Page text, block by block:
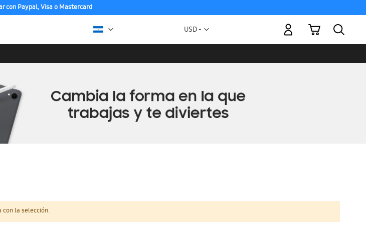
con Paypal, Visa o Mastercard
Moneda
USD -
Mi carrito
con la selección.